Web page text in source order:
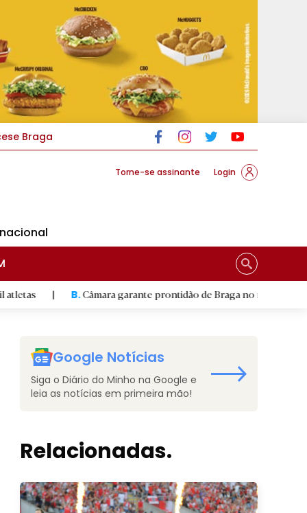
Braga
Torne-se assinante Login
B.Câmara garante prontidão de Braga no resgate animal
Google Notícias
Siga o Diário do Minho na Google e
leia as notícias em primeira mão!
Relacionadas.